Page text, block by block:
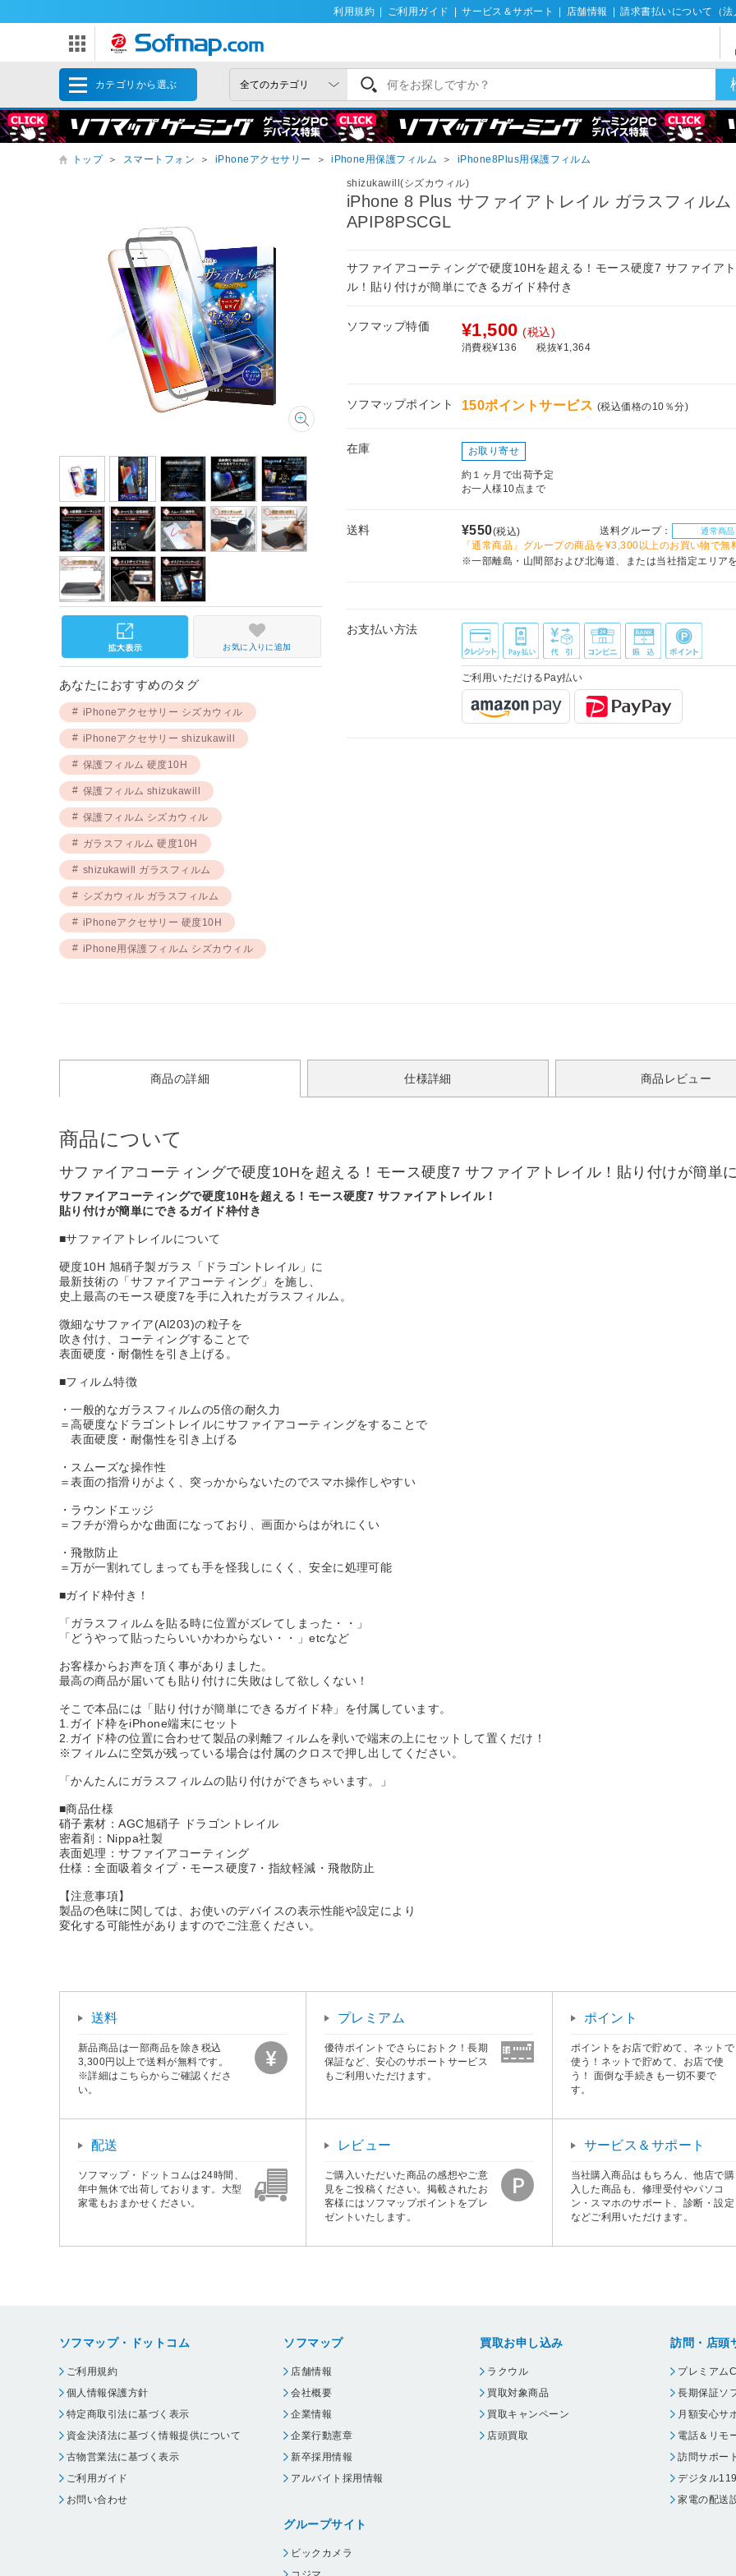
利用規約 ご利用ガイド サービス＆サポート 店舗情報 請求書払いについて（法
カテゴリから選ぶ
トップ ＞ スマートフォン ＞ iPhoneアクセサリー ＞ iPhone用保護フィルム ＞ iPhone8Plus用保護フィルム
shizukawill(シズカウィル)
iPhone 8 Plus サファイアトレイル ガラスフィルム
APIP8PSCGL
サファイアコーティングで硬度10Hを超える！モース硬度7 サファイア
ル！貼り付けが簡単にできるガイド枠付き
ソフマップ特価 ¥1,500 (税込)
消費税¥136 税抜¥1,364
ソフマップポイント 150ポイントサービス (税込価格の10％分)
在庫 お取り寄せ
約１ヶ月で出荷予定
お一人様10点まで
送料 ¥550(税込) 送料グループ： 通常商品
「通常商品」グループの商品を¥3,300以上のお買い物で無
※一部離島・山間部および北海道、または当社指定エリア
お支払い方法
ご利用いただけるPay払い
お気に入りに追加
あなたにおすすめのタグ
iPhoneアクセサリー シズカウィル
iPhoneアクセサリー shizukawill
保護フィルム 硬度10H
保護フィルム shizukawill
保護フィルム シズカウィル
ガラスフィルム 硬度10H
shizukawill ガラスフィルム
シズカウィル ガラスフィルム
iPhoneアクセサリー 硬度10H
iPhone用保護フィルム シズカウィル
商品の詳細 仕様詳細 商品レビュー
商品について
サファイアコーティングで硬度10Hを超える！モース硬度7 サファイアトレイル！貼り付けが簡単
サファイアコーティングで硬度10Hを超える！モース硬度7 サファイアトレイル！
貼り付けが簡単にできるガイド枠付き
■サファイアトレイルについて
硬度10H 旭硝子製ガラス「ドラゴントレイル」に
最新技術の「サファイアコーティング」を施し、
史上最高のモース硬度7を手に入れたガラスフィルム。
微細なサファイア(Al203)の粒子を
吹き付け、コーティングすることで
表面硬度・耐傷性を引き上げる。
■フィルム特徴
・一般的なガラスフィルムの5倍の耐久力
＝高硬度なドラゴントレイルにサファイアコーティングをすることで
表面硬度・耐傷性を引き上げる
・スムーズな操作性
＝表面の指滑りがよく、突っかからないたのでスマホ操作しやすい
・ラウンドエッジ
＝フチが滑らかな曲面になっており、画面からはがれにくい
・飛散防止
＝万が一割れてしまっても手を怪我しにくく、安全に処理可能
■ガイド枠付き！
「ガラスフィルムを貼る時に位置がズレてしまった・・」
「どうやって貼ったらいいかわからない・・」etcなど
お客様からお声を頂く事がありました。
最高の商品が届いても貼り付けに失敗はして欲しくない！
そこで本品には「貼り付けが簡単にできるガイド枠」を付属しています。
1.ガイド枠をiPhone端末にセット
2.ガイド枠の位置に合わせて製品の剥離フィルムを剥いで端末の上にセットして置くだけ！
※フィルムに空気が残っている場合は付属のクロスで押し出してください。
「かんたんにガラスフィルムの貼り付けができちゃいます。」
■商品仕様
硝子素材：AGC旭硝子 ドラゴントレイル
密着剤：Nippa社製
表面処理：サファイアコーティング
仕様：全面吸着タイプ・モース硬度7・指紋軽減・飛散防止
【注意事項】
製品の色味に関しては、お使いのデバイスの表示性能や設定により
変化する可能性がありますのでご注意ください。
送料
新品商品は一部商品を除き税込
3,300円以上で送料が無料です。
※詳細はこちらからご確認くださ
い。
プレミアム
優待ポイントでさらにおトク！長期
保証など、安心のサポートサービス
もご利用いただけます。
ポイント
ポイントをお店で貯めて、ネットで
使う！ネットで貯めて、お店で使
う！ 面倒な手続きも一切不要で
す。
配送
ソフマップ・ドットコムは24時間、
年中無休で出荷しております。大型
家電もおまかせください。
レビュー
ご購入いただいた商品の感想やご意
見をご投稿ください。掲載されたお
客様にはソフマップポイントをプレ
ゼントいたします。
サービス＆サポート
当社購入商品はもちろん、他店で購
入した商品も、修理受付やパソコ
ン・スマホのサポート、診断・設定
などご利用いただけます。
ソフマップ・ドットコム
ご利用規約
個人情報保護方針
特定商取引法に基づく表示
資金決済法に基づく情報提供について
古物営業法に基づく表示
ご利用ガイド
お問い合わせ
ソフマップ
店舗情報
会社概要
企業情報
企業行動憲章
新卒採用情報
アルバイト採用情報
グループサイト
ビックカメラ
買取お申し込み
ラクウル
買取対象商品
買取キャンペーン
店頭買取
訪問・店頭
プレミアム
長期保証ソ
月額安心サ
電話＆リモ
訪問サポート
デジタル119
家電の配送